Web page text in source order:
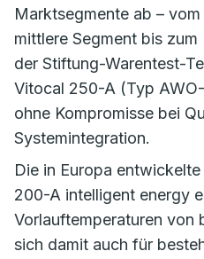
Marktsegmente ab –
mittlere Segment bis
der Stiftung-Warentest-
Vitocal 250-A (Typ
ohne Kompromisse bei
Systemintegration.
Die in Europa
200-A intelligent energy
Vorlauftemperaturen von
sich damit auch für